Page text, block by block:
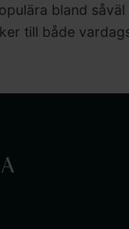
bland
till både